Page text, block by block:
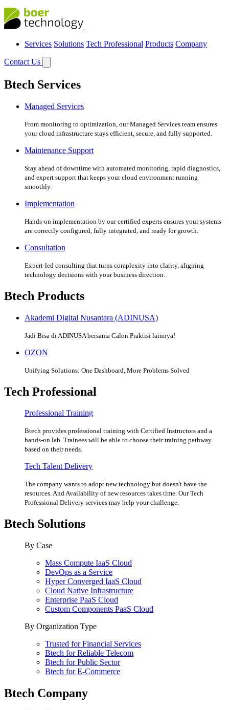
Services Solutions Tech Professional Products Company
Contact Us
Btech Services
Managed Services
From monitoring to optimization, our Managed Services team ensures
your cloud infrastructure stays efficient, secure, and fully supported.
Maintenance Support
Stay ahead of downtime with automated monitoring, rapid diagnostics,
and expert support that keeps your cloud environment running
smoothly.
Implementation
Hands-on implementation by our certified experts ensures your systems
are correctly configured, fully integrated, and ready for growth.
Consultation
Expert-led consulting that turns complexity into clarity, aligning
technology decisions with your business direction.
Btech Products
Akademi Digital Nusantara (ADINUSA)
Jadi Bisa di ADINUSA bersama Calon Praktisi lainnya!
OZON
Unifying Solutions: One Dashboard, More Problems Solved
Tech Professional
Professional Training
Btech provides professional training with Certified Instructors and a
hands-on lab. Trainees will be able to choose their training pathway
based on their needs.
Tech Talent Delivery
The company wants to adopt new technology but doesn't have the
resources. And Availability of new resources takes time. Our Tech
Professional Delivery services may help your challenge.
Btech Solutions
By Case
Mass Compute IaaS Cloud
DevOps as a Service
Hyper Converged IaaS Cloud
Cloud Native Infrastructure
Enterprise PaaS Cloud
Custom Components PaaS Cloud
By Organization Type
Trusted for Financial Services
Btech for Reliable Telecom
Btech for Public Sector
Btech for E-Commerce
Btech Company